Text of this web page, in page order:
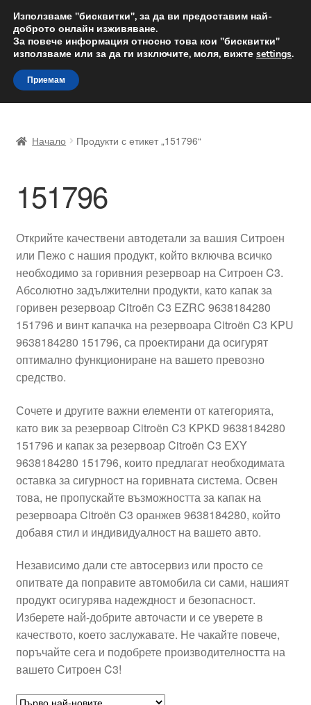
ДОСТАВКА от 12 лв.
Доставка по целия свят
Skip
to
navigation
Skip
to
content
Доставка по целия свят
Жалби
Количка
Контакт
Моята сметка
Плащанията
Политика за поверителност
Правила и условия
Процедура за рекламации
Разгледайте
Транспорт
Начало Продукти с етикет „151796“
151796
Открийте качествени автодетали за вашия Ситроен
или Пежо с нашия продукт, който включва всичко
необходимо за горивния резервоар на Ситроен C3.
Абсолютно задължителни продукти, като капак за
горивен резервоар Citroën C3 EZRC 9638184280
151796 и винт капачка на резервоара Citroën C3 KPU
9638184280 151796, са проектирани да осигурят
оптимално функциониране на вашето превозно
средство.
Сочете и другите важни елементи от категорията,
като вик за резервоар Citroën C3 KPKD 9638184280
151796 и капак за резервоар Citroën C3 EXY
9638184280 151796, които предлагат необходимата
оставка за сигурност на горивната система. Освен
това, не пропускайте възможността за капак на
резервоара Citroën C3 оранжев 9638184280, който
добавя стил и индивидуалност на вашето авто.
Независимо дали сте автосервиз или просто се
опитвате да поправите автомобила си сами, нашият
продукт осигурява надеждност и безопасност.
Изберете най-добрите авточасти и се уверете в
качеството, което заслужавате. Не чакайте повече,
поръчайте сега и подобрете производителността на
вашето Ситроен C3!
Използваме "бисквитки", за да ви предоставим най-
доброто онлайн изживяване.
За повече информация относно това кои "бисквитки"
използваме или за да ги изключите, моля, вижте settings.
Приемам